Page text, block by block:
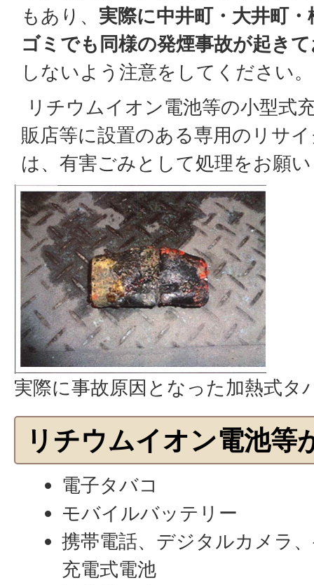
もあり、 実際に中井町・大井町
ゴミでも同様の発煙事故が起き
しないよう注意をしてください。
リチウムイオン電池等の小型式
販店等に設置のある専用のリサ
は、有害ごみとして処理をお願
実際に事故原因となった加熱式タ
リチウムイオン電池等
電子タバコ
モバイルバッテリー
携帯電話、デジタルカメラ
充電式電池